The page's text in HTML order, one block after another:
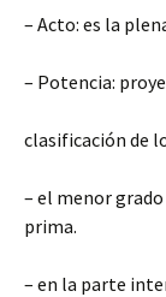
– Acto: es la
– Potencia:
clasificación de
– el menor
prima.
– en la parte